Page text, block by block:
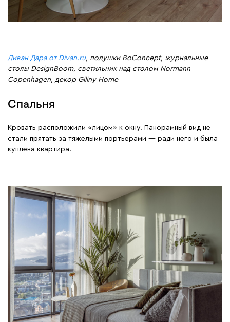
Диван Дара от Divan.ru, подушки BoConcept, журнальные
столы DesignBoom, светильник над столом Normann
Copenhagen, декор Giliny Home
Спальня
Кровать расположили «лицом» к окну. Панорамный вид не
стали прятать за тяжелыми портьерами — ради него и была
куплена квартира.